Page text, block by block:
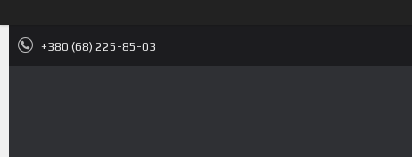
+380 (68) 225-85-03